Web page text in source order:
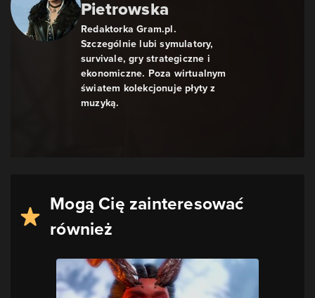
Pietrowska
​Redaktorka Gram.pl.
Szczególnie lubi symulatory,
survivale, gry strategiczne i
ekonomiczne. Poza wirtualnym
światem kolekcjonuje płyty z
muzyką.
Mogą Cię zainteresować
również